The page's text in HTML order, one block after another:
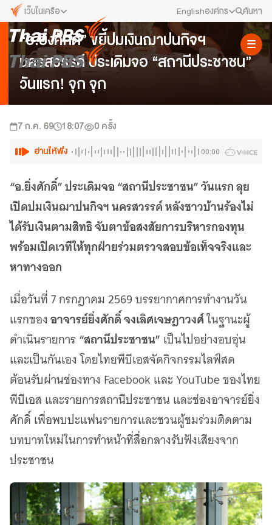
เว็บในเครือ
เว็บไซต์ในเครือ
ALTV
ทีวีเรียนสนุก
VIPA
ทุกความสุข...ดูฟรี ไม่มีโฆษณา
The Active
Thai PBS Kids
Thai PBS Podcast
View The World via The Voice
Thai PBS World
เพราะพลังการสื่อสารอยู่ในมือคุณ
นิเวศสื่อสาธารณะท้องถิ่นคุณภาพ
Policy Watch
Making Data Visible
Thai PBS Verify
ตรวจสอบข่าวปลอม คัดกรองข่าวจริง
Englishองค์กร
สมัครงาน/ฝึกงาน
ติดต่อเรา
ค้นหา
ข่าวประชาสัมพันธ์
“อ.ยิ่งศักดิ์” ขยี้ปมเงินฌาปนกิจฯ
นครสวรรค์ ประเดิมจอ “สถานีประชาชน”
วันแรก! จุก จุก
7 ก.ค. 69 18:07 0 ครั้ง
อ่านให้ฟัง 00:00
“อ.ยิ่งศักดิ์” ประเดิมจอ “สถานีประชาชน” วันแรก ลุย
เปิดปมเงินฌาปนกิจฯ นครสวรรค์ หลังชาวบ้านร้องไม่
ได้รับเงินตามสิทธิ จับตาข้อสงสัยการบริหารกองทุน
พร้อมเปิดเวทีให้ทุกฝ่ายร่วมตรวจสอบข้อเท็จจริงและ
หาทางออก
เมื่อวันที่ 7 กรกฎาคม 2569 บรรยากาศการทำงานวัน
แรกของอาจารย์ยิ่งศักดิ์ จงเลิศเจษฎาวงศ์ในฐานะผู้
ดำเนินรายการ“สถานีประชาชน” เป็นไปอย่างอบอุ่น
และเป็นกันเอง โดยไทยพีบีเอสจัดกิจกรรมไลฟ์สด
ต้อนรับผ่านช่องทาง Facebook และ YouTube ของไทย
พีบีเอส และรายการสถานีประชาชน และช่องอาจารย์ยิ่ง
ศักดิ์ เพื่อพบปะแฟนรายการและชวนผู้ชมร่วมติดตาม
บทบาทใหม่ในการทำหน้าที่สื่อกลางรับฟังเสียงจาก
ประชาชน